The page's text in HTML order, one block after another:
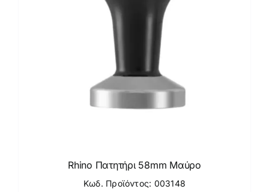
Rhino Πατητήρι 58mm Μαύρο
Κωδ. Προϊόντος: 003148